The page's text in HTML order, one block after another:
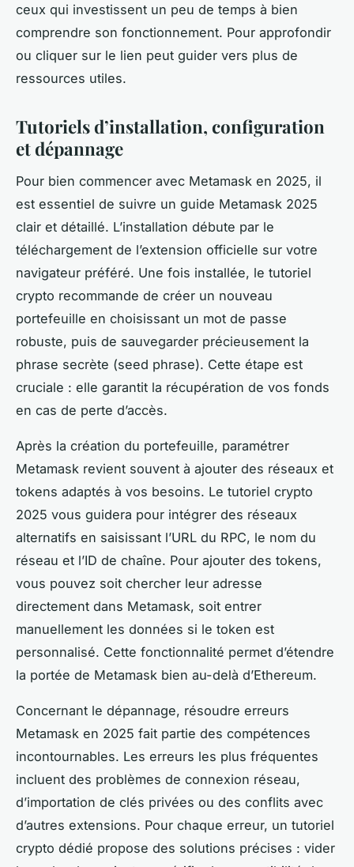
ceux qui investissent un peu de temps à bien
comprendre son fonctionnement. Pour approfondir
ou cliquer sur le lien peut guider vers plus de
ressources utiles.
Tutoriels d’installation, configuration
et dépannage
Pour bien commencer avec Metamask en 2025, il
est essentiel de suivre un guide Metamask 2025
clair et détaillé. L’installation débute par le
téléchargement de l’extension officielle sur votre
navigateur préféré. Une fois installée, le tutoriel
crypto recommande de créer un nouveau
portefeuille en choisissant un mot de passe
robuste, puis de sauvegarder précieusement la
phrase secrète (seed phrase). Cette étape est
cruciale : elle garantit la récupération de vos fonds
en cas de perte d’accès.
Après la création du portefeuille, paramétrer
Metamask revient souvent à ajouter des réseaux et
tokens adaptés à vos besoins. Le tutoriel crypto
2025 vous guidera pour intégrer des réseaux
alternatifs en saisissant l’URL du RPC, le nom du
réseau et l’ID de chaîne. Pour ajouter des tokens,
vous pouvez soit chercher leur adresse
directement dans Metamask, soit entrer
manuellement les données si le token est
personnalisé. Cette fonctionnalité permet d’étendre
la portée de Metamask bien au-delà d’Ethereum.
Concernant le dépannage, résoudre erreurs
Metamask en 2025 fait partie des compétences
incontournables. Les erreurs les plus fréquentes
incluent des problèmes de connexion réseau,
d’importation de clés privées ou des conflits avec
d’autres extensions. Pour chaque erreur, un tutoriel
crypto dédié propose des solutions précises : vider